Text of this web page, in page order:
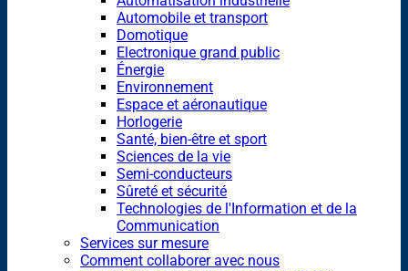
Automobile et transport
Domotique
Electronique grand public
Énergie
Environnement
Espace et aéronautique
Horlogerie
Santé, bien-être et sport
Sciences de la vie
Semi-conducteurs
Sûreté et sécurité
Technologies de l'Information et de la
Communication
Services sur mesure
Comment collaborer avec nous